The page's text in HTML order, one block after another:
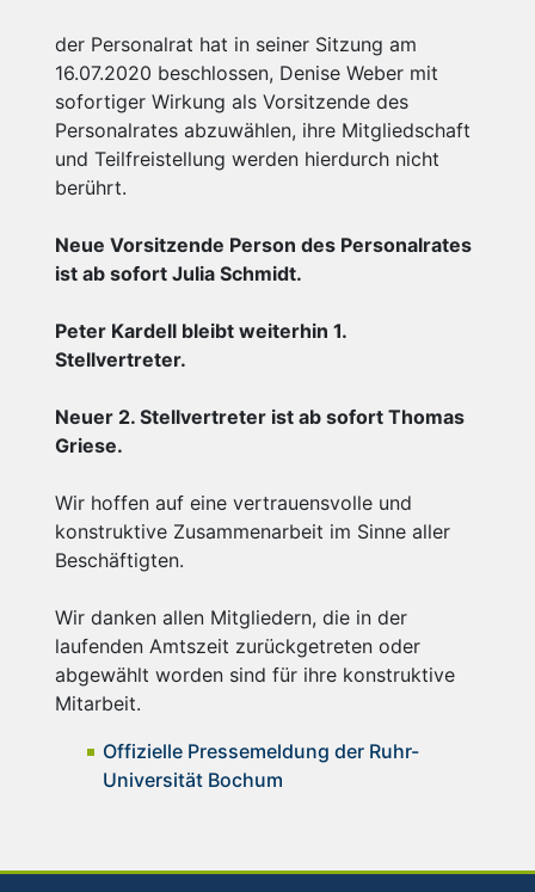
der Personalrat hat in seiner Sitzung am
16.07.2020 beschlossen, Denise Weber mit
sofortiger Wirkung als Vorsitzende des
Personalrates abzuwählen, ihre Mitgliedschaft
und Teilfreistellung werden hierdurch nicht
berührt.
Neue Vorsitzende Person des Personalrates
ist ab sofort Julia Schmidt.
Peter Kardell bleibt weiterhin 1.
Stellvertreter.
Neuer 2. Stellvertreter ist ab sofort Thomas
Griese.
Wir hoffen auf eine vertrauensvolle und
konstruktive Zusammenarbeit im Sinne aller
Beschäftigten.
Wir danken allen Mitgliedern, die in der
laufenden Amtszeit zurückgetreten oder
abgewählt worden sind für ihre konstruktive
Mitarbeit.
Offizielle Pressemeldung der Ruhr-
Universität Bochum